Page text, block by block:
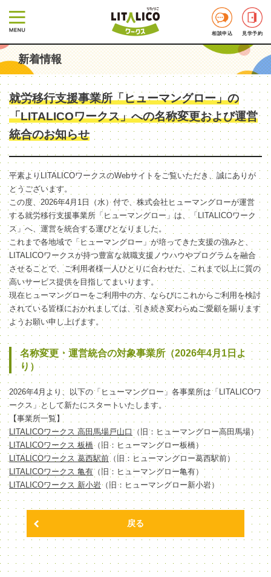
相談申込 見学予約
新着情報
就労移行支援事業所「ヒューマングロー」の
「LITALICOワークス」への名称変更および運営
統合のお知らせ
平素よりLITALICOワークスのWebサイトをご覧いただき、誠にありが
とうございます。
この度、2026年4月1日（水）付で、株式会社ヒューマングローが運営
する就労移行支援事業所「ヒューマングロー」は、「LITALICOワーク
ス」へ、運営を統合する運びとなりました。
これまで各地域で「ヒューマングロー」が培ってきた支援の強みと、
LITALICOワークスが持つ豊富な就職支援ノウハウやプログラムを融合
させることで、ご利用者様一人ひとりに合わせた、これまで以上に質の
高いサービス提供を目指してまいります。
現在ヒューマングローをご利用中の方、ならびにこれからご利用を検討
されている皆様におかれましては、引き続き変わらぬご愛顧を賜ります
ようお願い申し上げます。
名称変更・運営統合の対象事業所（2026年4月1日よ
り）
2026年4月より、以下の「ヒューマングロー」各事業所は「LITALICOワ
ークス」として新たにスタートいたします。
【事業所一覧】
LITALICOワークス 高田馬場戸山口 （旧：ヒューマングロー高田馬場）
LITALICOワークス 板橋（旧：ヒューマングロー板橋）
LITALICOワークス 葛西駅前 （旧：ヒューマングロー葛西駅前）
LITALICOワークス 亀有（旧：ヒューマングロー亀有）
LITALICOワークス 新小岩（旧：ヒューマングロー新小岩）
戻る